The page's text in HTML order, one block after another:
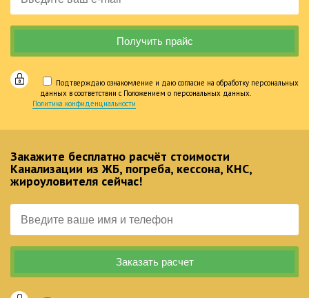
Подтверждаю ознакомление и даю согласие на обработку персональных
данных в соответствии с Положением о персональных данных.
Политика конфиденциальности
Закажите бесплатно расчёт стоимости
Канализации из ЖБ, погреба, кессона, КНС,
жироуловителя сейчас!